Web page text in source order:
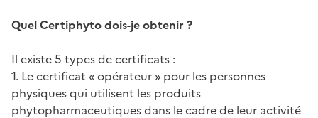
Quel Certiphyto dois-je obtenir ?
Il existe 5 types de certificats :
1. Le certificat « opérateur » pour les personnes
physiques qui utilisent les produits
phytopharmaceutiques dans le cadre de leur activité